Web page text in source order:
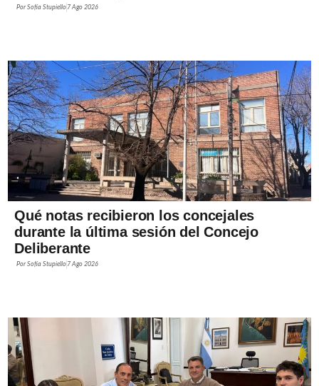
PorSofía Stupiello 7 Ago 2026
Qué notas recibieron los concejales
durante la última sesión del Concejo
Deliberante
PorSofía Stupiello 7 Ago 2026